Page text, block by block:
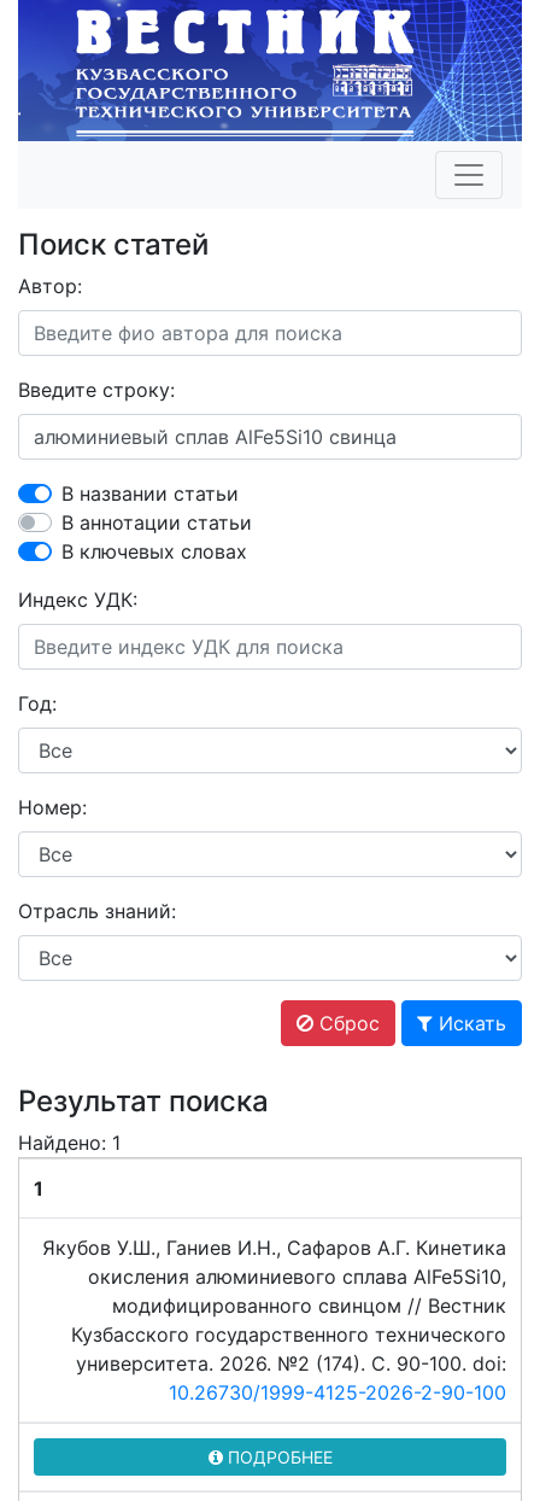
Поиск статей
Автор:
Введите строку:
В названии статьи
В аннотации статьи
В ключевых словах
Индекс УДК:
Год:
Номер:
Отрасль знаний:
Сброс Искать
Результат поиска
Найдено: 1
1
Якубов У.Ш., Ганиев И.Н., Сафаров А.Г. Кинетика
окисления алюминиевого сплава AlFe5Si10,
модифицированного свинцом // Вестник
Кузбасского государственного технического
университета. 2026. №2 (174). C. 90-100. doi:
10.26730/1999-4125-2026-2-90-100
ПОДРОБНЕЕ